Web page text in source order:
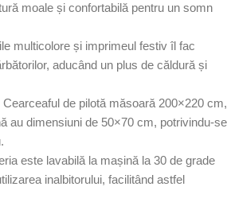
moale și confortabilă pentru un somn
multicolore și imprimeul festiv îl fac
aducând un plus de căldură și
Cearceaful de pilotă măsoară 200×220 cm,
au dimensiuni de 50×70 cm, potrivindu-se
este lavabilă la mașină la 30 de grade
inalbitorului, facilitând astfel